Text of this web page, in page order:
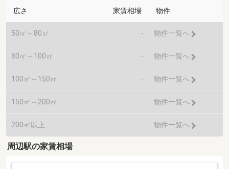
広さ 家賃相場 物件
50㎡～80㎡ - 物件一覧へ
80㎡～100㎡ - 物件一覧へ
100㎡～150㎡ - 物件一覧へ
150㎡～200㎡ - 物件一覧へ
200㎡以上 - 物件一覧へ
周辺駅の家賃相場